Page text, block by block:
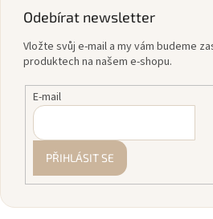
Odebírat newsletter
Vložte svůj e-mail a my vám budeme
produktech na našem e-shopu.
E-mail
PŘIHLÁSIT SE